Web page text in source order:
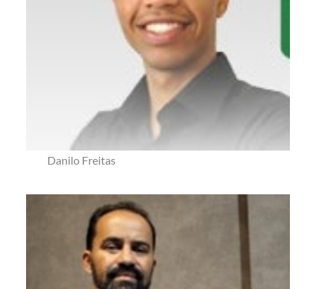
Danilo Freitas